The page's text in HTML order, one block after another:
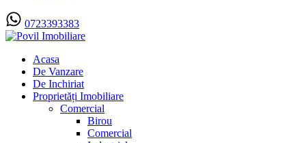
0723393383
Acasa
De Vanzare
De Inchiriat
Proprietăți Imobiliare
Comercial
Birou
Comercial